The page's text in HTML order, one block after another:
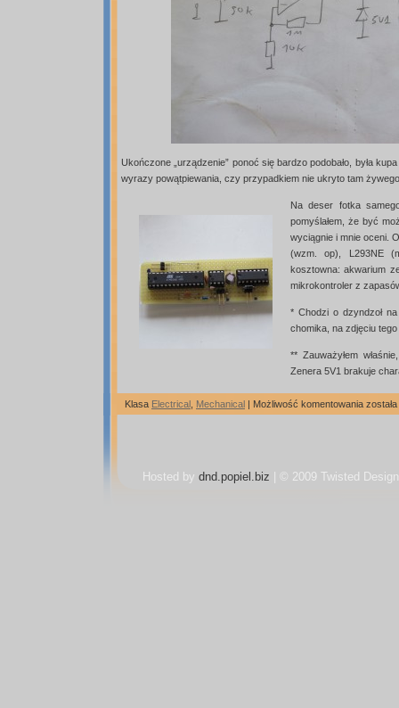
Ukończone „urządzenie” ponoć się bardzo podobało, była
wyrazy powątpiewania, czy przypadkiem nie ukryto tam
Na deser fotka
pomyślałem, że być
wyciągnie i mnie oceni.
(wzm. op), L293NE
kosztowna: akwarium
mikrokontroler z
* Chodzi o dzyndzoł
chomika, na zdjęciu
** Zauważyłem
Zenera 5V1 brakuje
Klasa Electrical Mechanical | Możliwość komentowania
Hosted by dnd.popiel.biz | © 2009 Twisted